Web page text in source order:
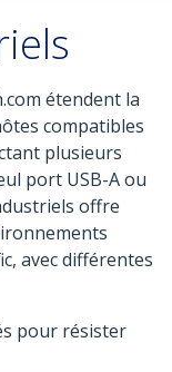
étendent la
compatibles
plusieurs
port USB-A ou
offre
avec différentes
pour résister